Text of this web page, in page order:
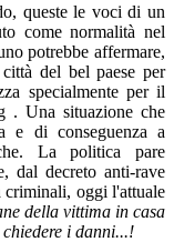
queste le voci di un
come normalità nel
potrebbe affermare,
del bel paese per
specialmente per il
. Una situazione che
e di conseguenza a
La politica pare
dal decreto anti-rave
criminali, oggi l'attuale
della vittima in casa
i danni...!